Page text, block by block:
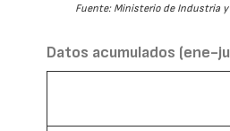
Fuente: Ministerio de Industria
Datos acumulados (ene-